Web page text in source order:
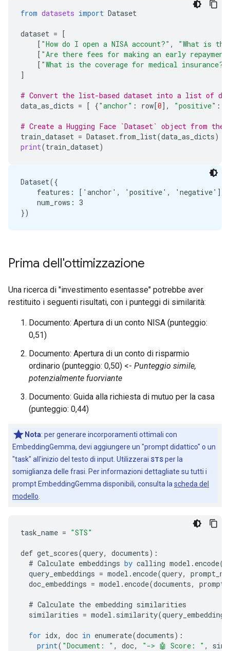
from datasets import Dataset
dataset = [
[ "How do I open a NISA account?" ,
"What is
[ "Are there fees for making an early repayment
[ "What is the coverage for medical insurance?"
]
# Convert the list-based dataset into a list of
data_as_dicts = [ {"anchor" : row[0], "positive" :
# Create a Hugging Face `Dataset` object from
train_dataset = Dataset. from_list(data_as_dicts)
print(train_dataset)
Dataset({
    features: ['anchor', 'positive', 'negative'],
    num_rows: 3
Prima dell'ottimizzazione
Una ricerca di "investimento esentasse" potrebbe aver
restituito i seguenti risultati, con i punteggi di similarità:
Documento: Apertura di un conto NISA (punteggio:
0,51)
Documento: Apertura di un conto di risparmio
ordinario (punteggio: 0,50) <- Punteggio simile,
potenzialmente fuorviante
Documento: Guida alla richiesta di mutuo per la casa
(punteggio: 0,44)
Nota: per generare incorporamenti ottimali con
EmbeddingGemma, devi aggiungere un "prompt didattico" o un
"task" all'inizio del testo di input. Utilizzerai STSper la
somiglianza delle frasi. Per informazioni dettagliate su tutti i
prompt EmbeddingGemma disponibili, consulta la scheda del
modello
task_name = "STS"
def get_scores(query, documents) :
# Calculate embeddings by calling model . encode()
query_embeddings = model . encode(query,
doc_embeddings = model . encode(documents,
# Calculate the embedding similarities
similarities = model . similarity(query_embeddings
for idx, doc in enumerate(documents) :
print( "Document: " , doc, "-> 🤖 Score: " ,